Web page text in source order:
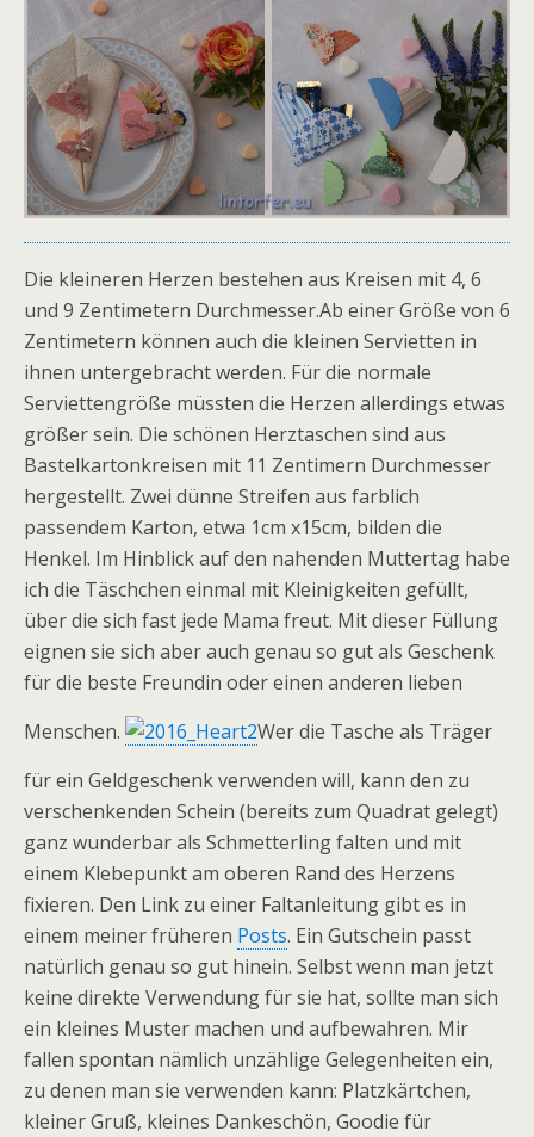
Die kleineren Herzen bestehen aus Kreisen mit 4, 6
und 9 Zentimetern Durchmesser.Ab einer Größe von 6
Zentimetern können auch die kleinen Servietten in
ihnen untergebracht werden. Für die normale
Serviettengröße müssten die Herzen allerdings etwas
größer sein. Die schönen Herztaschen sind aus
Bastelkartonkreisen mit 11 Zentimern Durchmesser
hergestellt. Zwei dünne Streifen aus farblich
passendem Karton, etwa 1cm x15cm, bilden die
Henkel. Im Hinblick auf den nahenden Muttertag habe
ich die Täschchen einmal mit Kleinigkeiten gefüllt,
über die sich fast jede Mama freut. Mit dieser Füllung
eignen sie sich aber auch genau so gut als Geschenk
für die beste Freundin oder einen anderen lieben
Menschen.
Wer die Tasche als Träger
für ein Geldgeschenk verwenden will, kann den zu
verschenkenden Schein (bereits zum Quadrat gelegt)
ganz wunderbar als Schmetterling falten und mit
einem Klebepunkt am oberen Rand des Herzens
fixieren. Den Link zu einer Faltanleitung gibt es in
einem meiner früheren Posts. Ein Gutschein passt
natürlich genau so gut hinein. Selbst wenn man jetzt
keine direkte Verwendung für sie hat, sollte man sich
ein kleines Muster machen und aufbewahren. Mir
fallen spontan nämlich unzählige Gelegenheiten ein,
zu denen man sie verwenden kann: Platzkärtchen,
kleiner Gruß, kleines Dankeschön, Goodie für